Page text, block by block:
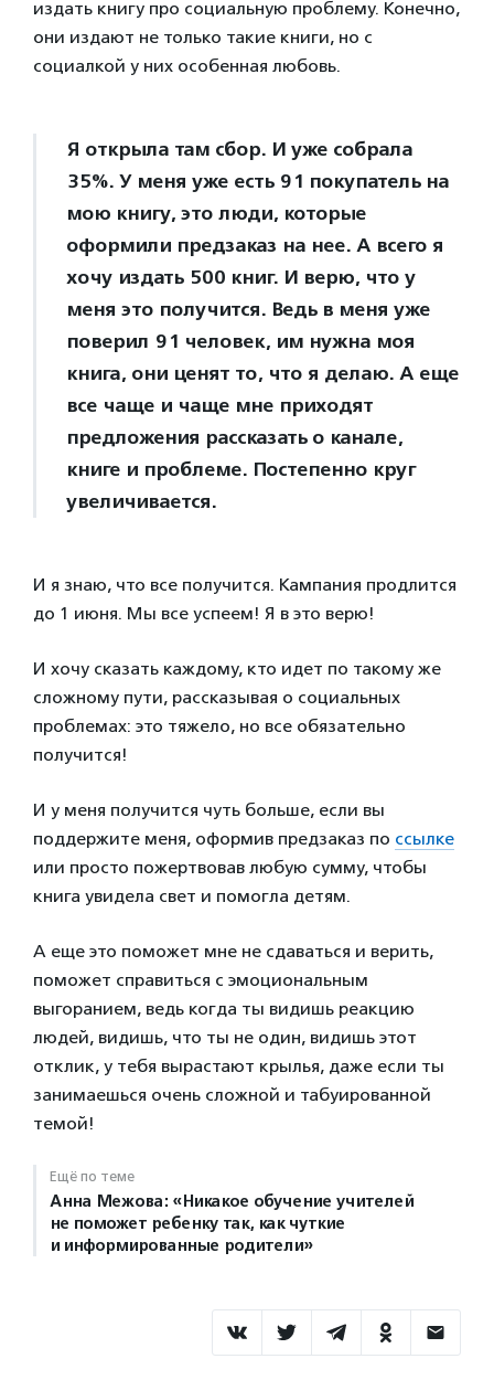
издать книгу про социальную проблему. Конечно,
они издают не только такие книги, но с
социалкой у них особенная любовь.
Я открыла там сбор. И уже собрала
35%. У меня уже есть 91 покупатель на
мою книгу, это люди, которые
оформили предзаказ на нее. А всего я
хочу издать 500 книг. И верю, что у
меня это получится. Ведь в меня уже
поверил 91 человек, им нужна моя
книга, они ценят то, что я делаю. А еще
все чаще и чаще мне приходят
предложения рассказать о канале,
книге и проблеме. Постепенно круг
увеличивается.
И я знаю, что все получится. Кампания продлится
до 1 июня. Мы все успеем! Я в это верю!
И хочу сказать каждому, кто идет по такому же
сложному пути, рассказывая о социальных
проблемах: это тяжело, но все обязательно
получится!
И у меня получится чуть больше, если вы
поддержите меня, оформив предзаказ по ссылке
или просто пожертвовав любую сумму, чтобы
книга увидела свет и помогла детям.
А еще это поможет мне не сдаваться и верить,
поможет справиться с эмоциональным
выгоранием, ведь когда ты видишь реакцию
людей, видишь, что ты не один, видишь этот
отклик, у тебя вырастают крылья, даже если ты
занимаешься очень сложной и табуированной
темой!
Ещё по теме
Анна Межова: «Никакое обучение учителей
не поможет ребенку так, как чуткие
и информированные родители»